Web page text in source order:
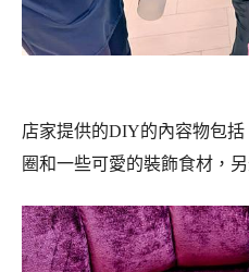
店家提供的DIY的內容物包
圈和一些可愛的裝飾食材，